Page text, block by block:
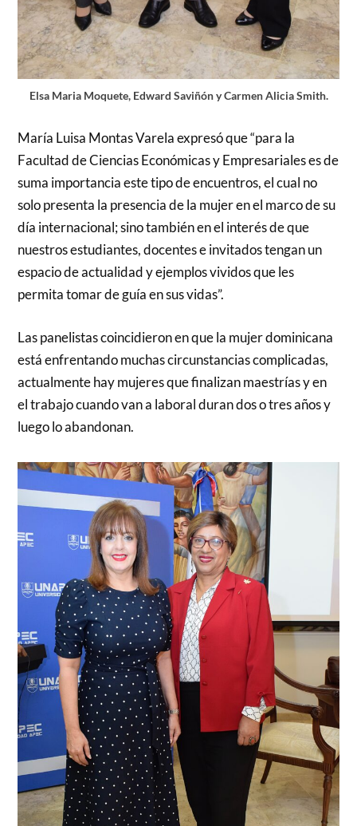
Elsa Maria Moquete, Edward Saviñón y Carmen Alicia Smith.
María Luisa Montas Varela expresó que “para la
Facultad de Ciencias Económicas y Empresariales es de
suma importancia este tipo de encuentros, el cual no
solo presenta la presencia de la mujer en el marco de su
día internacional; sino también en el interés de que
nuestros estudiantes, docentes e invitados tengan un
espacio de actualidad y ejemplos vividos que les
permita tomar de guía en sus vidas”.
Las panelistas coincidieron en que la mujer dominicana
está enfrentando muchas circunstancias complicadas,
actualmente hay mujeres que finalizan maestrías y en
el trabajo cuando van a laboral duran dos o tres años y
luego lo abandonan.